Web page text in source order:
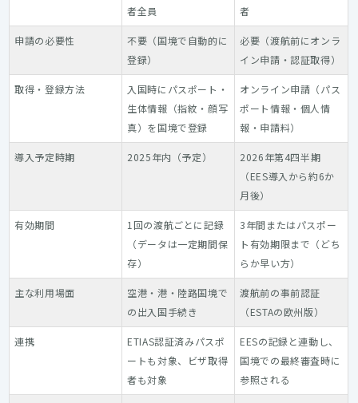
者全員
者
申請の必要性
不要（国境で自動的に
登録）
必要（渡航前にオンラ
イン申請・認証取得）
取得・登録方法
入国時にパスポート・
生体情報（指紋・顔写
真）を国境で登録
オンライン申請（パス
ポート情報・個人情
報・申請料）
導入予定時期 2025年内（予定）
2026年第4四半期
（EES導入から約6か
月後）
有効期間
1回の渡航ごとに記録
（データは一定期間保
存）
3年間またはパスポー
ト有効期限まで（どち
らか早い方）
主な利用場面
空港・港・陸路国境で
の出入国手続き
渡航前の事前認証
（ESTAの欧州版）
連携
ETIAS認証済みパスポ
ートも対象、ビザ取得
者も対象
EESの記録と連動し、
国境での最終審査時に
参照される